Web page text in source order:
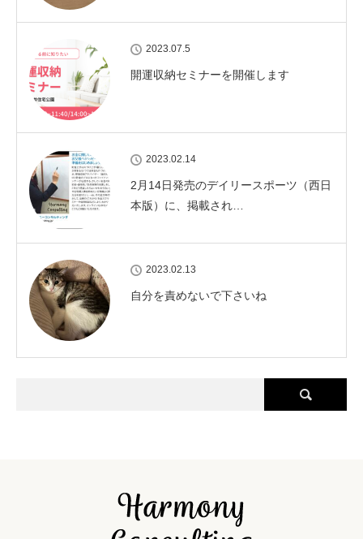
2023.07.5
開運収納セミナーを開催します
2023.02.14
2月14日発売のデイリースポーツ（西日
本版）に、掲載され…
2023.02.13
自分を責めないで下さいね